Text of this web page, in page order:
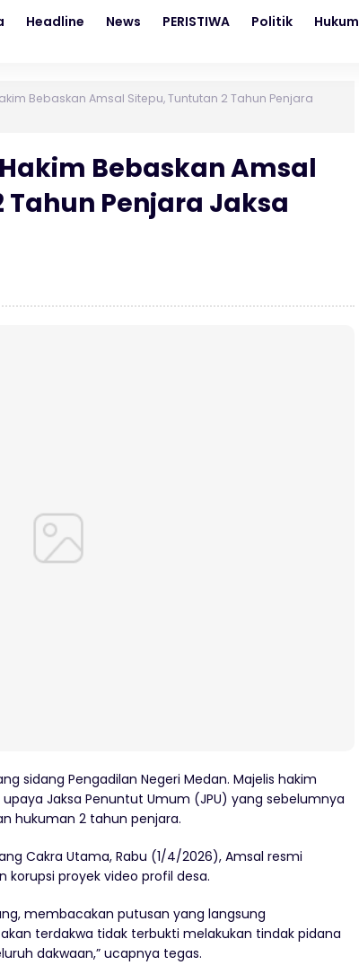
Headline News PERISTIWA Politik Hukum
Bebaskan Amsal Sitepu, Tuntutan 2 Tahun Penjara
Bebaskan Amsal
Penjara Jaksa
sidang Pengadilan Negeri Medan. Majelis hakim
Jaksa Penuntut Umum (JPU) yang sebelumnya
hukuman 2 tahun penjara.
Cakra Utama, Rabu (1/4/2026), Amsal resmi
proyek video profil desa.
membacakan putusan yang langsung
terdakwa tidak terbukti melakukan tindak pidana
dakwaan,” ucapnya tegas.